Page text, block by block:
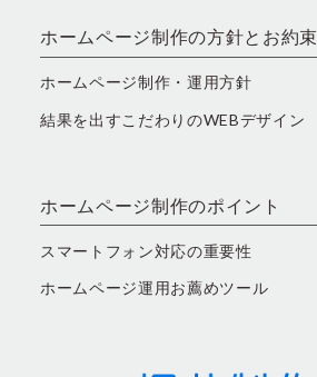
ホームページ制作の方針とお約束
ホームページ制作・運用方針
結果を出すこだわりのWEBデザイン
ホームページ制作のポイント
スマートフォン対応の重要性
ホームページ運用お薦めツール